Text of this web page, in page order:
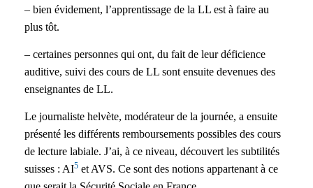
– bien évidement, l’apprentissage de la LL est à faire au
plus tôt.
– certaines personnes qui ont, du fait de leur déficience
auditive, suivi des cours de LL sont ensuite devenues des
enseignantes de LL.
Le journaliste helvète, modérateur de la journée, a ensuite
présenté les différents remboursements possibles des cours
de lecture labiale. J’ai, à ce niveau, découvert les subtilités
suisses : AI5 et AVS. Ce sont des notions appartenant à ce